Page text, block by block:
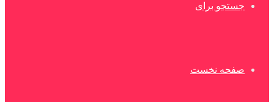
جستجو برای
صفحه نخست